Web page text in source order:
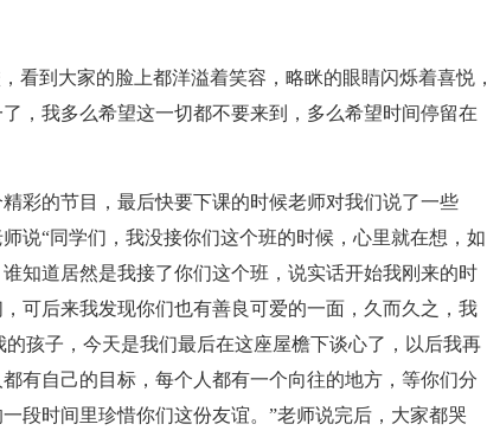
看到大家的脸上都洋溢着笑容，略眯的眼睛闪烁着喜悦，
，我多么希望这一切都不要来到，多么希望时间停留在
彩的节目，最后快要下课的时候老师对我们说了一些
说“同学们，我没接你们这个班的时候，心里就在想，如
知道居然是我接了你们这个班，说实话开始我刚来的时
可后来我发现你们也有善良可爱的一面，久而久之，我
孩子，今天是我们最后在这座屋檐下谈心了，以后我再
有自己的目标，每个人都有一个向往的地方，等你们分
段时间里珍惜你们这份友谊。”老师说完后，大家都哭